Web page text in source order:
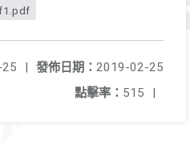
發佈日期： 2019-02-25
|
點擊率： 515 |